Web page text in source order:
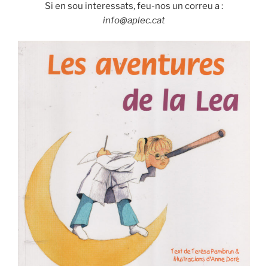
Si en sou interessats, feu-nos un correu a :
info@aplec.cat